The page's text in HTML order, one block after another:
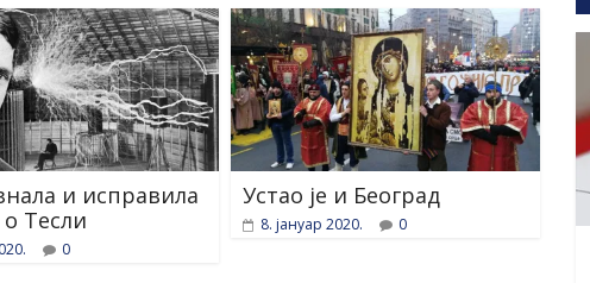
и исправила
Тесли
0
Устао је и Београд
8. јануар 2020. 0